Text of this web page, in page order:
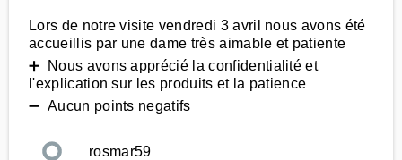
Lors de notre visite vendredi 3 avril nous avons été
accueillis par une dame très aimable et patiente
➕ Nous avons apprécié la confidentialité et
l'explication sur les produits et la patience
➖ Aucun points negatifs
rosmar59